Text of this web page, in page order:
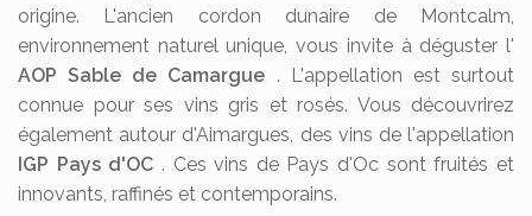
origine. L'ancien cordon dunaire de Montcalm,
environnement naturel unique, vous invite à déguster l'
AOP Sable de Camargue . L'appellation est surtout
connue pour ses vins gris et rosés. Vous découvrirez
également autour d'Aimargues, des vins de l'appellation
IGP Pays d'OC . Ces vins de Pays d'Oc sont fruités et
innovants, raffinés et contemporains.